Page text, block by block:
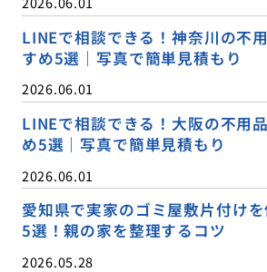
LINEで相談できる！神奈川の不
すめ5選｜写真で簡単見積もり
2026.06.01
LINEで相談できる！大阪の不用
め5選｜写真で簡単見積もり
2026.06.01
愛知県で実家のゴミ屋敷片付け
5選！親の家を整理するコツ
2026.05.28